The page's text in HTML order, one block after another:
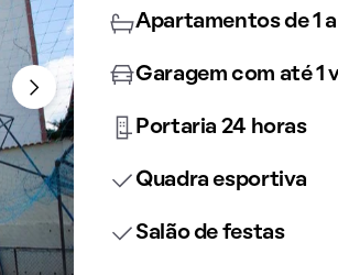
Apartamentos de 1
Garagem com até 1
Portaria 24 horas
Quadra esportiva
Salão de festas